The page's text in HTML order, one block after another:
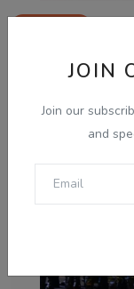
JOIN
Join our
and
ਥਾਈਲੈਂਡ ਵਿੱਚ
ਵਿਦਿਆਰਥੀ ਨੇ